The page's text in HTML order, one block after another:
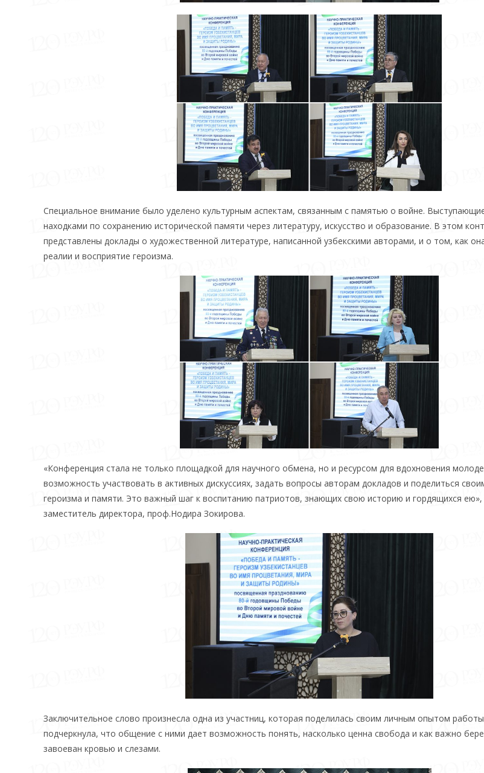
Специальное внимание было уделено культурным аспектам, связанным с памятью о войне.
находками по сохранению исторической памяти через литературу, искусство и образование. В этом
представлены доклады о художественной литературе, написанной узбекскими авторами, и о том, как
реалии и восприятие героизма.
«Конференция стала не только площадкой для научного обмена, но и ресурсом для вдохновения
возможность участвовать в активных дискуссиях, задать вопросы авторам докладов и поделиться
героизма и памяти. Это важный шаг к воспитанию патриотов, знающих свою историю и гордящихся ею»,
заместитель директора, проф.Нодира Зокирова.
Заключительное слово произнесла одна из участниц, которая поделилась своим личным опытом
подчеркнула, что общение с ними дает возможность понять, насколько ценна свобода и как важно
завоеван кровью и слезами.